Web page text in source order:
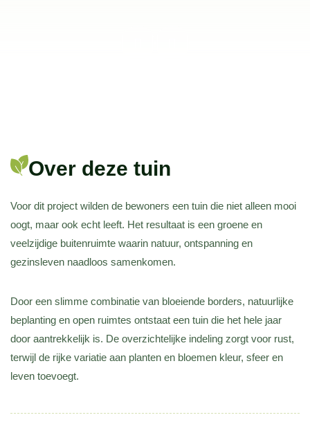
Over deze tuin
Voor dit project wilden de bewoners een tuin die niet alleen mooi
oogt, maar ook echt leeft. Het resultaat is een groene en
veelzijdige buitenruimte waarin natuur, ontspanning en
gezinsleven naadloos samenkomen.
Door een slimme combinatie van bloeiende borders, natuurlijke
beplanting en open ruimtes ontstaat een tuin die het hele jaar
door aantrekkelijk is. De overzichtelijke indeling zorgt voor rust,
terwijl de rijke variatie aan planten en bloemen kleur, sfeer en
leven toevoegt.